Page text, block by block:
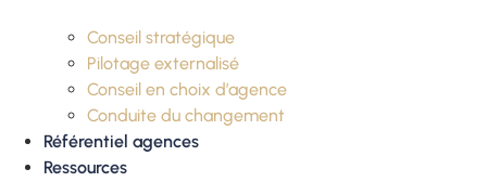
Conseil stratégique
Pilotage externalisé
Conseil en choix d’agence
Conduite du changement
Référentiel agences
Ressources